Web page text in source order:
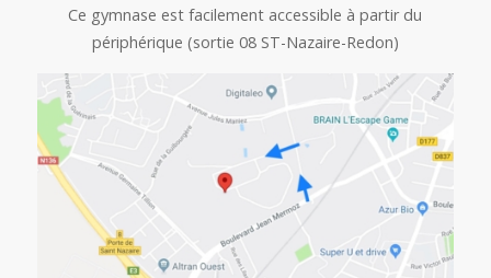
Ce gymnase est facilement accessible à partir du
périphérique (sortie 08 ST-Nazaire-Redon)